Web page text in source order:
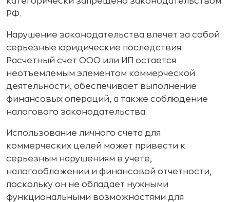
РФ.
Нарушение законодательства влечет за собой
серьезные юридические последствия.
Расчетный счет ООО или ИП остается
неотъемлемым элементом коммерческой
деятельности, обеспечивает выполнение
финансовых операций, а также соблюдение
налогового законодательства.
Использование личного счета для
коммерческих целей может привести к
серьезным нарушениям в учете,
налогообложении и финансовой отчетности,
поскольку он не обладает нужными
функциональными возможностями для